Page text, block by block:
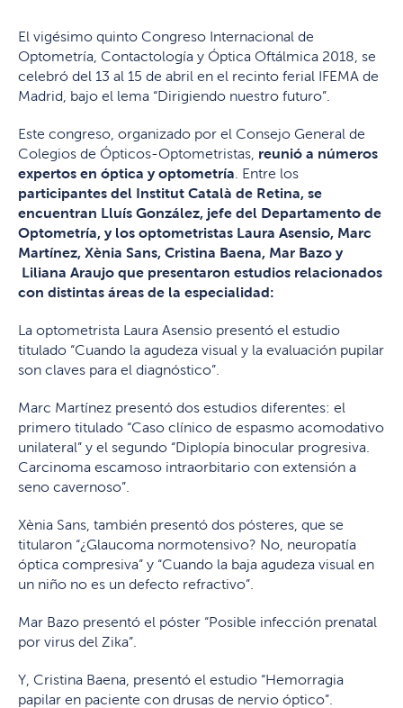
El vigésimo quinto Congreso Internacional de
Optometría, Contactología y Óptica Oftálmica 2018, se
celebró del 13 al 15 de abril en el recinto ferial IFEMA de
Madrid, bajo el lema “Dirigiendo nuestro futuro”.
Este congreso, organizado por el Consejo General de
Colegios de Ópticos-Optometristas, reunió a números
expertos en óptica y optometría . Entre los
participantes del Institut Català de Retina, se
encuentran Lluís González, jefe del Departamento de
Optometría, y los optometristas Laura Asensio, Marc
Martínez, Xènia Sans, Cristina Baena, Mar Bazo y
Liliana Araujo que presentaron estudios relacionados
con distintas áreas de la especialidad:
La optometrista Laura Asensio presentó el estudio
titulado “Cuando la agudeza visual y la evaluación pupilar
son claves para el diagnóstico”.
Marc Martínez presentó dos estudios diferentes: el
primero titulado “Caso clínico de espasmo acomodativo
unilateral” y el segundo “Diplopía binocular progresiva.
Carcinoma escamoso intraorbitario con extensión a
seno cavernoso”.
Xènia Sans, también presentó dos pósteres, que se
titularon “¿Glaucoma normotensivo? No, neuropatía
óptica compresiva” y “Cuando la baja agudeza visual en
un niño no es un defecto refractivo”.
Mar Bazo presentó el póster “Posible infección prenatal
por virus del Zika”.
Y, Cristina Baena, presentó el estudio “Hemorragia
papilar en paciente con drusas de nervio óptico”.